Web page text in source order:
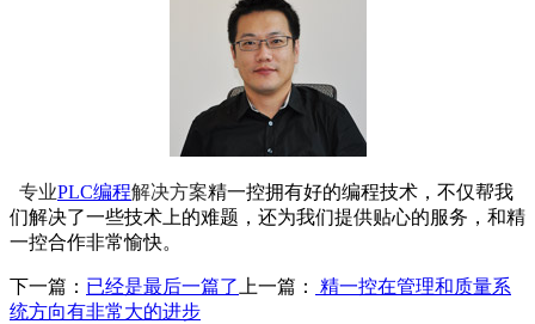
专业PLC编程解决方案精一控拥有好的编程技术，不仅帮我
们解决了一些技术上的难题，还为我们提供贴心的服务，和精
一控合作非常愉快。
下一篇： 已经是最后一篇了上一篇：
精一控在管理和质量系
统方向有非常大的进步